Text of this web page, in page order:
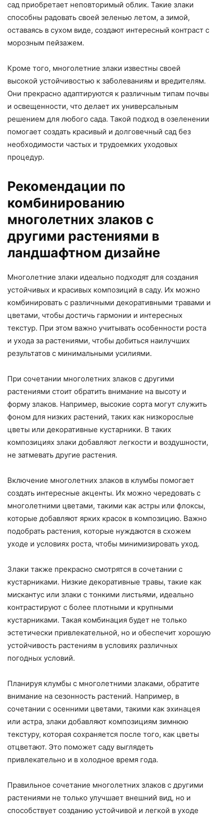
сад приобретает неповторимый облик. Такие злаки
способны радовать своей зеленью летом, а зимой,
оставаясь в сухом виде, создают интересный контраст с
морозным пейзажем.
Кроме того, многолетние злаки известны своей
высокой устойчивостью к заболеваниям и вредителям.
Они прекрасно адаптируются к различным типам почвы
и освещенности, что делает их универсальным
решением для любого сада. Такой подход в озеленении
помогает создать красивый и долговечный сад без
необходимости частых и трудоемких уходовых
процедур.
Рекомендации по
комбинированию
многолетних злаков с
другими растениями в
ландшафтном дизайне
Многолетние злаки идеально подходят для создания
устойчивых и красивых композиций в саду. Их можно
комбинировать с различными декоративными травами и
цветами, чтобы достичь гармонии и интересных
текстур. При этом важно учитывать особенности роста
и ухода за растениями, чтобы добиться наилучших
результатов с минимальными усилиями.
При сочетании многолетних злаков с другими
растениями стоит обратить внимание на высоту и
форму злаков. Например, высокие сорта могут служить
фоном для низких растений, таких как низкорослые
цветы или декоративные кустарники. В таких
композициях злаки добавляют легкости и воздушности,
не затмевать другие растения.
Включение многолетних злаков в клумбы помогает
создать интересные акценты. Их можно чередовать с
многолетними цветами, такими как астры или флоксы,
которые добавляют ярких красок в композицию. Важно
подобрать растения, которые нуждаются в схожем
уходе и условиях роста, чтобы минимизировать уход.
Злаки также прекрасно смотрятся в сочетании с
кустарниками. Низкие декоративные травы, такие как
мискантус или злаки с тонкими листьями, идеально
контрастируют с более плотными и крупными
кустарниками. Такая комбинация будет не только
эстетически привлекательной, но и обеспечит хорошую
устойчивость растениям в условиях различных
погодных условий.
Планируя клумбы с многолетними злаками, обратите
внимание на сезонность растений. Например, в
сочетании с осенними цветами, такими как эхинацея
или астра, злаки добавляют композициям зимнюю
текстуру, которая сохраняется после того, как цветы
отцветают. Это поможет саду выглядеть
привлекательно и в холодное время года.
Правильное сочетание многолетних злаков с другими
растениями не только улучшает внешний вид, но и
способствует созданию устойчивой и легкой в уходе